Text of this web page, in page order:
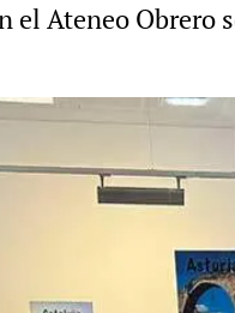
el Ateneo